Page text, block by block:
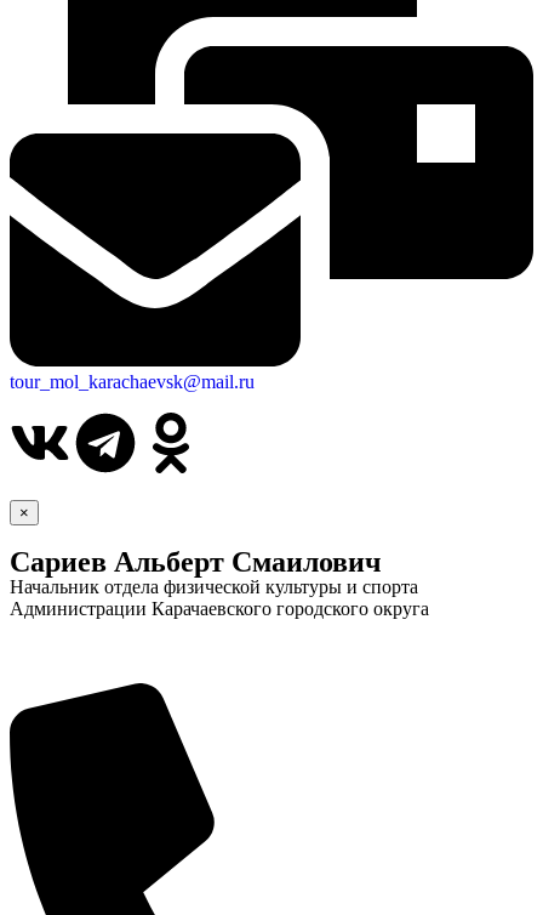
tour_mol_karachaevsk@mail.ru
×
Сариев Альберт Смаилович
Начальник отдела физической культуры и спорта
Администрации Карачаевского городского округа